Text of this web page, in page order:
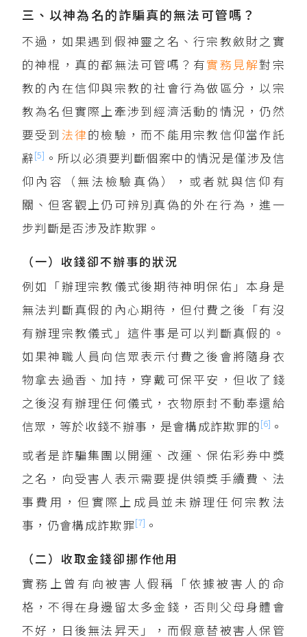
三、以神為名的詐騙真的無法可管嗎？
不過，如果遇到假神靈之名、行宗教斂財之實
的神棍，真的都無法可管嗎？有實務見解對宗
教的內在信仰與宗教的社會行為做區分，以宗
教為名但實際上牽涉到經濟活動的情況，仍然
要受到 法律的檢驗，而不能用宗教信仰當作託
辭[5] 。所以必須要判斷個案中的情況是僅涉及信
仰內容（無法檢驗真偽），或者就與信仰有
關、但客觀上仍可辨別真偽的外在行為，進一
步判斷是否涉及詐欺罪。
（一）收錢卻不辦事的狀況
例如「辦理宗教儀式後期待神明保佑」本身是
無法判斷真假的內心期待，但付費之後「有沒
有辦理宗教儀式」這件事是可以判斷真假的。
如果神職人員向信眾表示付費之後會將隨身衣
物拿去過香、加持，穿戴可保平安，但收了錢
之後沒有辦理任何儀式，衣物原封不動奉還給
信眾，等於收錢不辦事，是會構成詐欺罪的[6] 。
或者是詐騙集團以開運、改運、保佑彩券中獎
之名，向受害人表示需要提供領獎手續費、法
事費用，但實際上成員並未辦理任何宗教法
事，仍會構成詐欺罪[7] 。
（二）收取金錢卻挪作他用
實務上曾有向被害人假稱「依據被害人的命
格，不得在身邊留太多金錢，否則父母身體會
不好，日後無法昇天」，而假意替被害人保管